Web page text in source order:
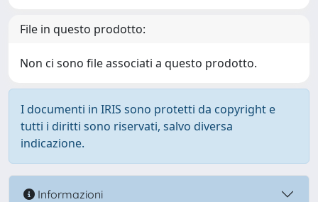
File in questo prodotto:
Non ci sono file associati a questo prodotto.
I documenti in IRIS sono protetti da copyright e
tutti i diritti sono riservati, salvo diversa
indicazione.
Informazioni